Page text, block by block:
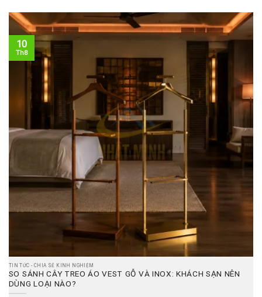
TIN TỨC - CHIA SẺ KINH NGHIỆM
SO SÁNH CÂY TREO ÁO VEST GỖ VÀ INOX: KHÁCH SẠN NÊN
DÙNG LOẠI NÀO?
10
Th8